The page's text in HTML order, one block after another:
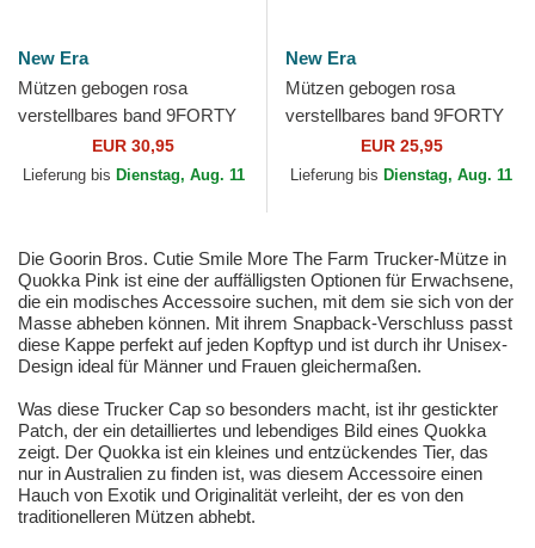
New Era
Mützen gebogen rosa
verstellbares band 9FORTY
Mini Cord der Los Angeles
Dodgers MLB von New Era
EUR 30,95
Lieferung bis Dienstag, Aug. 11
New Era
Mützen gebogen rosa
verstellbares band 9FORTY
League Essential der New
York Yankees MLB von New
EUR 25,95
Lieferung bis Dienstag, Aug. 11
Die Goorin Bros. Cutie Smile More The Farm Trucker-Mütze in
Quokka Pink ist eine der auffälligsten Optionen für Erwachsene,
die ein modisches Accessoire suchen, mit dem sie sich von der
Masse abheben können. Mit ihrem Snapback-Verschluss passt
diese Kappe perfekt auf jeden Kopftyp und ist durch ihr Unisex-
Design ideal für Männer und Frauen gleichermaßen.
Was diese Trucker Cap so besonders macht, ist ihr gestickter
Patch, der ein detailliertes und lebendiges Bild eines Quokka
zeigt. Der Quokka ist ein kleines und entzückendes Tier, das
nur in Australien zu finden ist, was diesem Accessoire einen
Hauch von Exotik und Originalität verleiht, der es von den
traditionelleren Mützen abhebt.